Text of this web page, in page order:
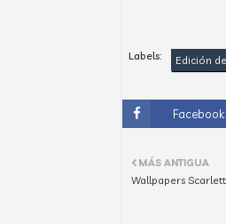
Labels: Edición
Facebook
MÁS ANTIGUA
Wallpapers